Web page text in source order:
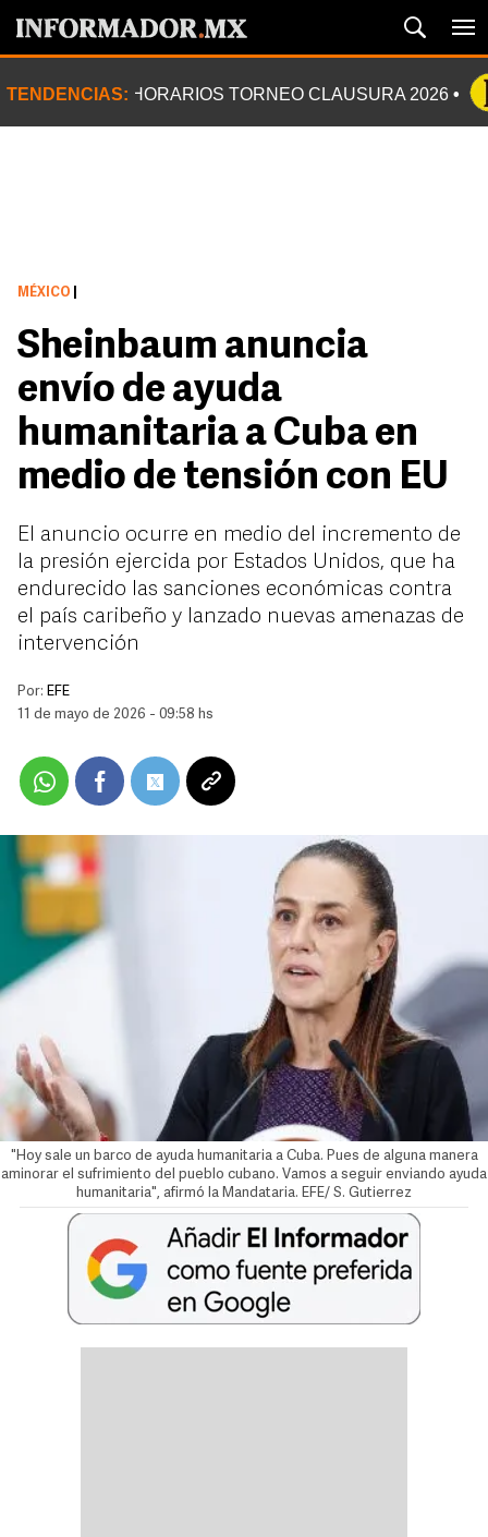
TENDENCIAS: HORARIOS TORNEO CLAUSURA 2026
MÉXICO
Sheinbaum anuncia
envío de ayuda
humanitaria a Cuba en
medio de tensión con EU
El anuncio ocurre en medio del incremento de
la presión ejercida por Estados Unidos, que ha
endurecido las sanciones económicas contra
el país caribeño y lanzado nuevas amenazas de
intervención
Por: EFE
11 de mayo de 2026 - 09:58 hs
"Hoy sale un barco de ayuda humanitaria a Cuba. Pues de alguna manera
aminorar el sufrimiento del pueblo cubano. Vamos a seguir enviando ayuda
humanitaria", afirmó la Mandataria. EFE/ S. Gutierrez